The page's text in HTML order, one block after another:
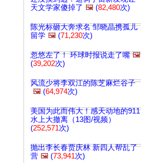
天文学家傻掉了 🖼️ (82,480次)
陈光标砸大奔求名 邹晓晶携孤儿
留学 🖼️ (71,230次)
忽悠左了！ 环球时报说走了嘴 🖼️
(39,202次)
风流少将李双江的陈芝麻烂谷子
🖼️ (64,974次)
美国为此而伟大！感天动地的911
水上大撤离（13图/视频）
(252,571次)
抛出李长春贾庆林 新四人帮乱了
营 🖼️ (73,941次)